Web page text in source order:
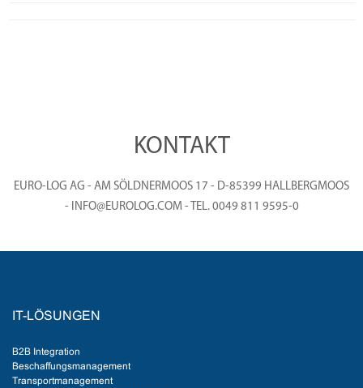
KONTAKT
EURO-LOG AG - AM SÖLDNERMOOS 17 - D-85399 HALLBERGMOOS
- INFO@EUROLOG.COM - TEL. 0049 811 9595-0
IT-LÖSUNGEN
B2B Integration
Beschaffungsmanagement
Transportmanagement